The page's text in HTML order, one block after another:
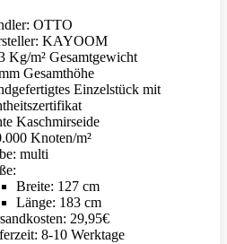
OTTO
KAYOOM
Kg/m² Gesamtgewicht
Gesamthöhe
Einzelstück mit
Kaschmirseide
Knoten/m²
multi
Breite: 127 cm
Länge: 183 cm
29,95€
8-10 Werktage